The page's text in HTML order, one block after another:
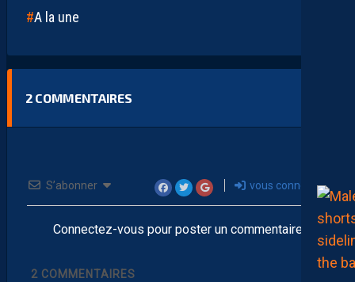
A la une
2 COMMENTAIRES
S’abonner vous connecter
Connectez-vous pour poster un commentaire
2 COMMENTAIRES